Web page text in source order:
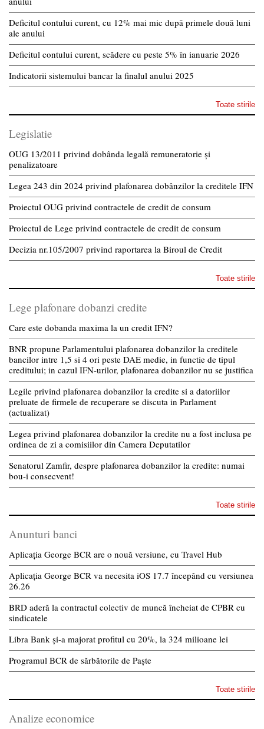
Deficitul contului curent, cu 12% mai mic după primele două luni
ale anului
Deficitul contului curent, scădere cu peste 5% în ianuarie 2026
Indicatorii sistemului bancar la finalul anului 2025
Toate stirile
Legislatie
OUG 13/2011 privind dobânda legală remuneratorie și
penalizatoare
Legea 243 din 2024 privind plafonarea dobânzilor la creditele IFN
Proiectul OUG privind contractele de credit de consum
Proiectul de Lege privind contractele de credit de consum
Decizia nr.105/2007 privind raportarea la Biroul de Credit
Toate stirile
Lege plafonare dobanzi credite
Care este dobanda maxima la un credit IFN?
BNR propune Parlamentului plafonarea dobanzilor la creditele
bancilor intre 1,5 si 4 ori peste DAE medie, in functie de tipul
creditului; in cazul IFN-urilor, plafonarea dobanzilor nu se justifica
Legile privind plafonarea dobanzilor la credite si a datoriilor
preluate de firmele de recuperare se discuta in Parlament
(actualizat)
Legea privind plafonarea dobanzilor la credite nu a fost inclusa pe
ordinea de zi a comisiilor din Camera Deputatilor
Senatorul Zamfir, despre plafonarea dobanzilor la credite: numai
bou-i consecvent!
Toate stirile
Anunturi banci
Aplicația George BCR are o nouă versiune, cu Travel Hub
Aplicația George BCR va necesita iOS 17.7 începând cu versiunea
26.26
BRD aderă la contractul colectiv de muncă încheiat de CPBR cu
sindicatele
Libra Bank și-a majorat profitul cu 20%, la 324 milioane lei
Programul BCR de sărbătorile de Paște
Toate stirile
Analize economice